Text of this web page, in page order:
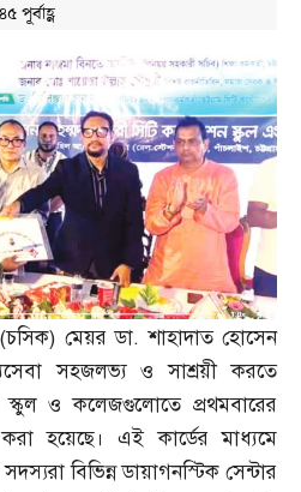
(চসিক) মেয়র ডা.শাহাদাত হোসেন
সহজলভ্য ও সাশ্রয়ী করতে
স্কুল ও কলেজগুলোতে প্রথমবারের
হয়েছে। এই কার্ডের মাধ্যমে
বিভিন্ন ডায়াগনস্টিক সেন্টার